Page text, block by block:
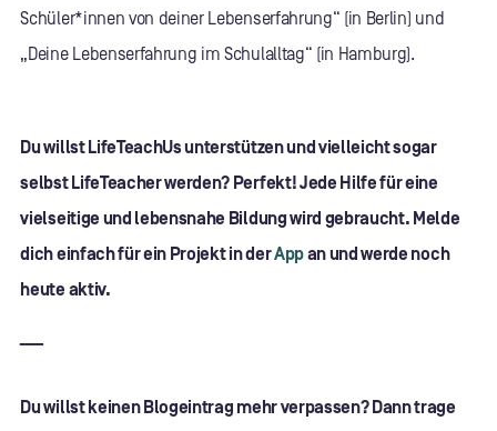
Schüler*innen von deiner Lebenserfahrung“ (in Berlin) und
„Deine Lebenserfahrung im Schulalltag“ (in Hamburg).
Du willst LifeTeachUs unterstützen und vielleicht sogar
selbst LifeTeacher werden? Perfekt! Jede Hilfe für eine
vielseitige und lebensnahe Bildung wird gebraucht. Melde
dich einfach für ein Projekt in derAppan und werde noch
heute aktiv.
Du willst keinen Blogeintrag mehr verpassen? Dann trage